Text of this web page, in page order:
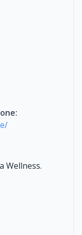
Wellness.